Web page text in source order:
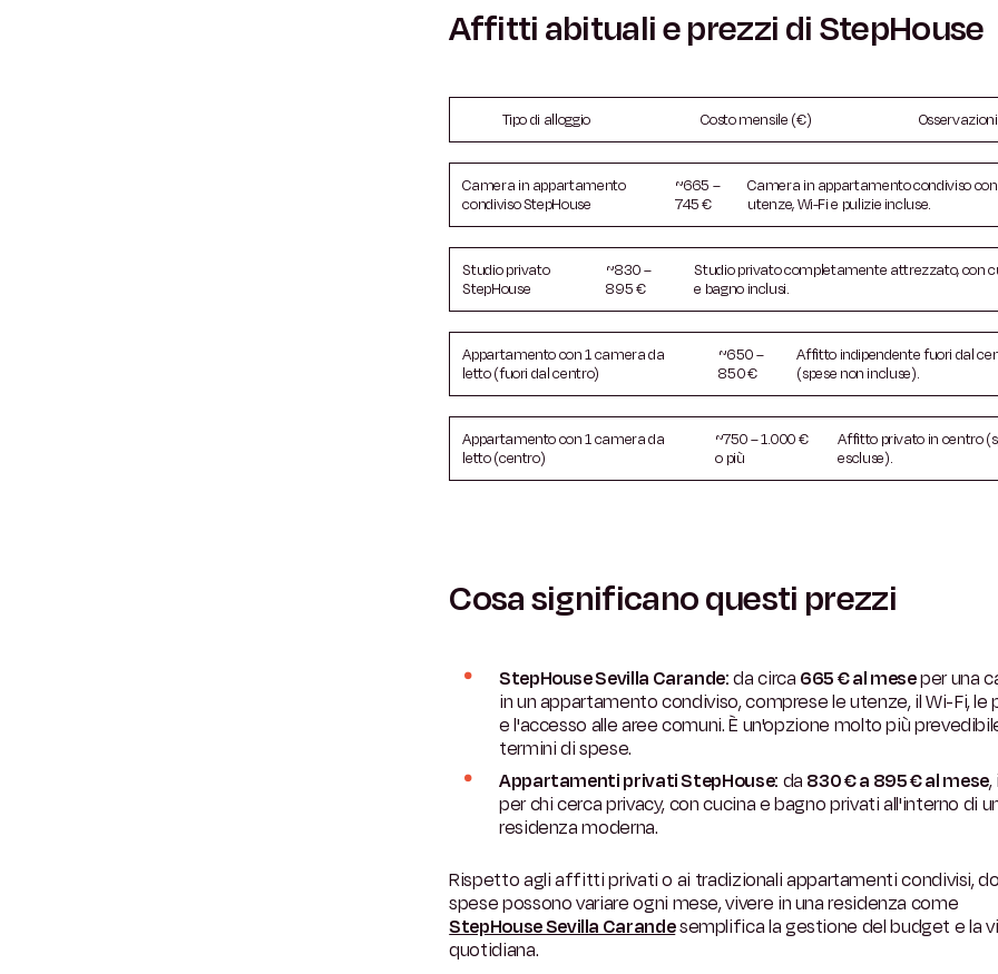
Affitti abituali e prezzi di StepHouse
Tipo di alloggio Costo mensile (€) Osservazioni
Camera in appartamento
condiviso StepHouse
~665 –
745 €
Camera in appartamento condiviso con
utenze, Wi-Fi e pulizie incluse.
Studio privato
StepHouse
~830 –
895 €
Studio privato completamente attrezzato, con
e bagno inclusi.
Appartamento con 1 camera da
letto (fuori dal centro)
~650 –
850 €
Affitto indipendente fuori dal
(spese non incluse).
Appartamento con 1 camera da
letto (centro)
~750 – 1.000 €
o più
Affitto privato in centro
escluse).
Cosa significano questi prezzi
StepHouse Sevilla Carande:da circa 665 € al meseper una
in un appartamento condiviso, comprese le utenze, il Wi-Fi, le
e l'accesso alle aree comuni. È un'opzione molto più
termini di spese.
Appartamenti privati StepHouse: da 830 € a 895 € al mese,
per chi cerca privacy, con cucina e bagno privati all'interno di
residenza moderna.
Rispetto agli affitti privati o ai tradizionali appartamenti condivisi,
spese possono variare ogni mese, vivere in una residenza come
StepHouse Sevilla Carandesemplifica la gestione del budget e la
quotidiana.